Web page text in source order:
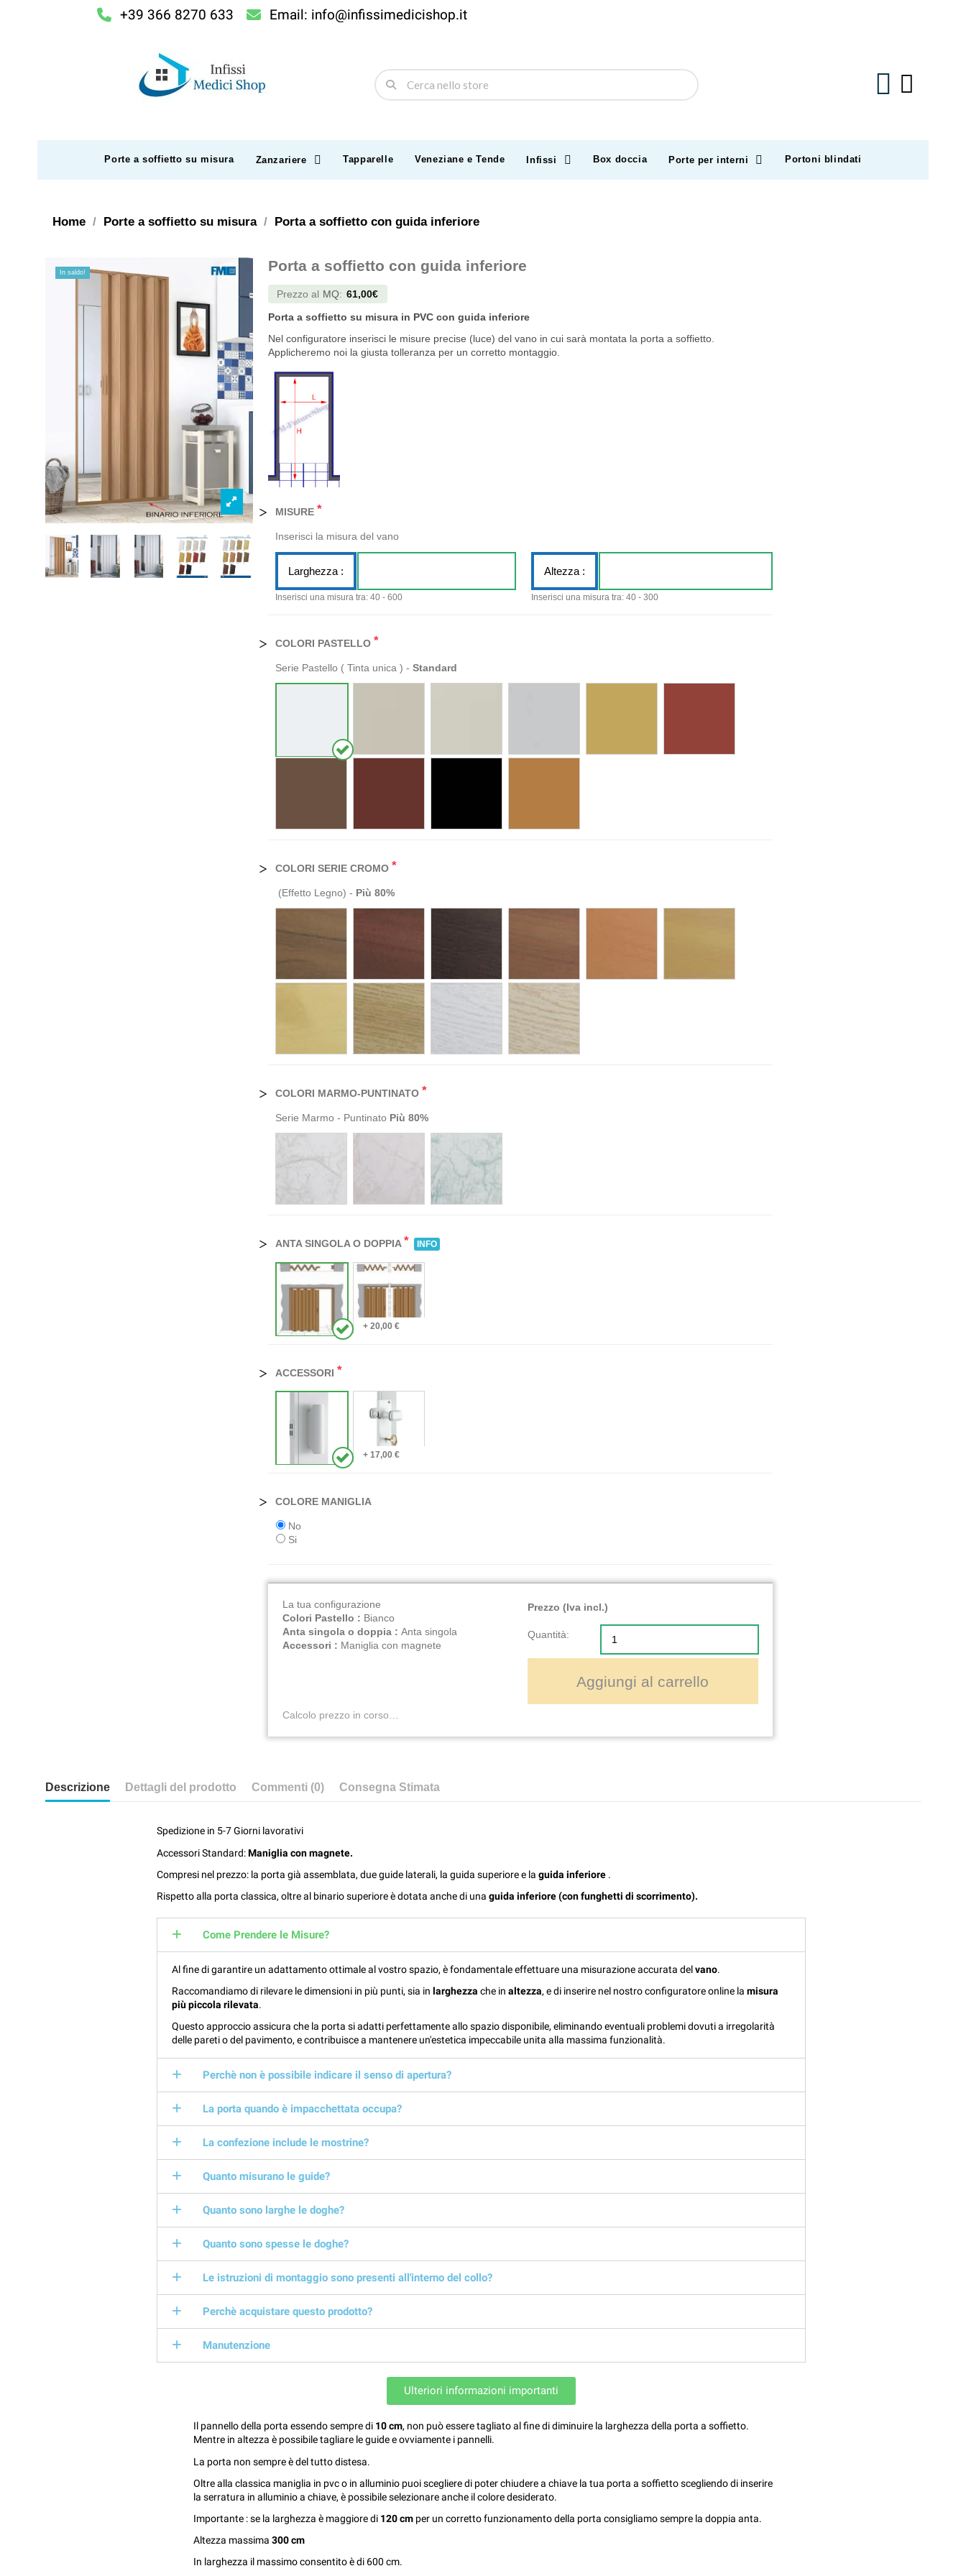
+39 366 8270 633 Email: info@infissimedicishop.it
Porte a soffietto su misura Zanzariere Tapparelle Veneziane e Tende Infissi Box doccia Porte per interni Portoni blindati
Home Porte a soffietto su misura Porta a soffietto con guida inferiore
In saldo! Porta a soffietto con guida inferiore
Prezzo al MQ: 61,00€
Porta a soffietto su misura in PVC con guida inferiore
Nel configuratore inserisci le misure precise (luce) del vano in cui sarà montata la porta a soffietto.
Applicheremo noi la giusta tolleranza per un corretto montaggio.
MISURE *
Inserisci la misura del vano
Larghezza :
Inserisci una misura tra: 40 - 600
Altezza :
Inserisci una misura tra: 40 - 300
COLORI PASTELLO *
Serie Pastello ( Tinta unica ) - Standard
COLORI SERIE CROMO *
(Effetto Legno) - Più 80%
COLORI MARMO-PUNTINATO *
Serie Marmo - Puntinato Più 80%
ANTA SINGOLA O DOPPIA* INFO
+ 20,00 €
ACCESSORI *
+ 17,00 €
COLORE MANIGLIA
No
Si
La tua configurazione
Colori Pastello : Bianco
Anta singola o doppia : Anta singola
Accessori : Maniglia con magnete
Prezzo (Iva incl.)
Quantità:
Aggiungi al carrello
Calcolo prezzo in corso…
Descrizione Dettagli del prodotto Commenti (0) Consegna Stimata
Spedizione in 5-7 Giorni lavorativi
Accessori Standard:Maniglia con magnete.
Compresi nel prezzo: la porta già assemblata, due guide laterali, la guida superiore e laguida inferiore .
Rispetto alla porta classica, oltre al binario superiore è dotata anche di unaguida inferiore (con funghetti di scorrimento).
Come Prendere le Misure?
Al fine di garantire un adattamento ottimale al vostro spazio, è fondamentale effettuare una misurazione accurata delvano.
Raccomandiamo di rilevare le dimensioni in più punti, sia in larghezza che inaltezza, e di inserire nel nostro configuratore online lamisura
più piccola rilevata.
Questo approccio assicura che la porta si adatti perfettamente allo spazio disponibile, eliminando eventuali problemi dovuti a irregolarità
delle pareti o del pavimento, e contribuisce a mantenere un'estetica impeccabile unita alla massima funzionalità.
Perchè non è possibile indicare il senso di apertura?
La porta quando è impacchettata occupa?
La confezione include le mostrine?
Quanto misurano le guide?
Quanto sono larghe le doghe?
Quanto sono spesse le doghe?
Le istruzioni di montaggio sono presenti all'interno del collo?
Perchè acquistare questo prodotto?
Manutenzione
Ulteriori informazioni importanti
Il pannello della porta essendo sempre di 10 cm, non può essere tagliato al fine di diminuire la larghezza della porta a soffietto.
Mentre in altezza è possibile tagliare le guide e ovviamente i pannelli.
La porta non sempre è del tutto distesa.
Oltre alla classica maniglia in pvc o in alluminio puoi scegliere di poter chiudere a chiave la tua porta a soffietto scegliendo di inserire
la serratura in alluminio a chiave, è possibile selezionare anche il colore desiderato.
Importante : se la larghezza è maggiore di 120 cmper un corretto funzionamento della porta consigliamo sempre la doppia anta.
Altezza massima 300 cm
In larghezza il massimo consentito è di 600 cm.